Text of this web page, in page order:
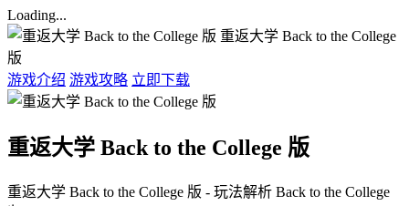
Loading...
重返大学 Back to the College
版
游戏介绍 游戏攻略 立即下载
重返大学 Back to the College 版
重返大学 Back to the College 版 - 玩法解析 Back to the College